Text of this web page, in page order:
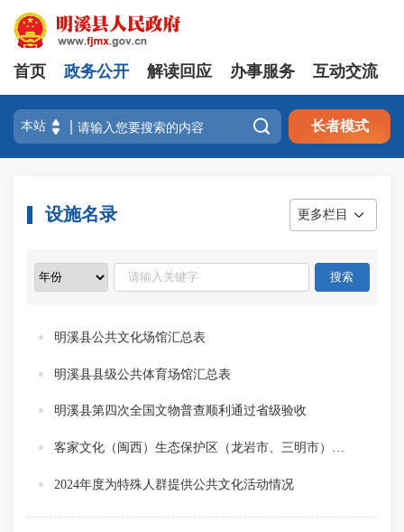
首页 政务公开 解读回应 办事服务 互动交流
 长者模式
设施名录 更多栏目
明溪县公共文化场馆汇总表
明溪县县级公共体育场馆汇总表
明溪县第四次全国文物普查顺利通过省级验收
客家文化（闽西）生态保护区（龙岩市、三明市）入选国家级文化生态保护区
2024年度为特殊人群提供公共文化活动情况